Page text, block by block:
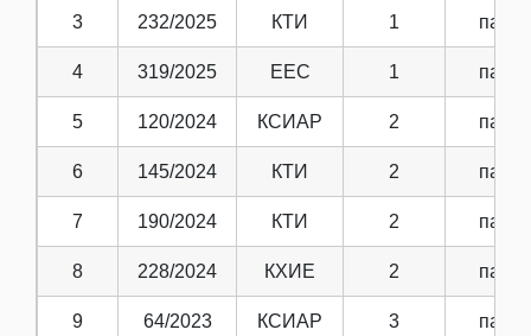
3 232/2025 КТИ 1 парт.
4 319/2025 ЕЕС 1 парт.
5 120/2024 КСИАР 2 парт.
6 145/2024 КТИ 2 парт.
7 190/2024 КТИ 2 парт.
8 228/2024 КХИЕ 2 парт.
9 64/2023 КСИАР 3 парт.